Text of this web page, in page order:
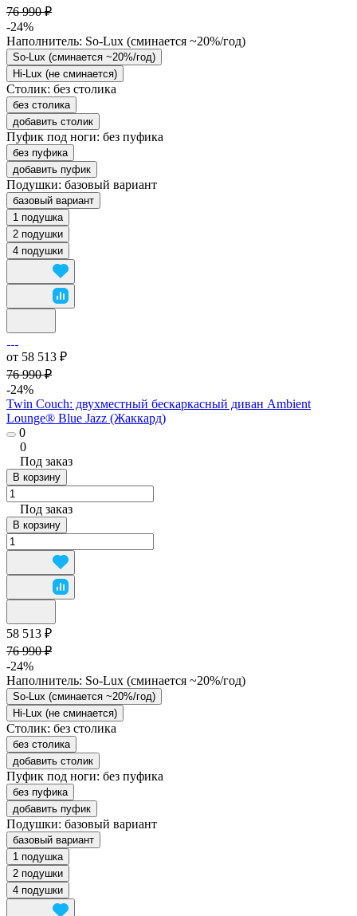
76 990 ₽
-24%
Наполнитель: So-Lux (cминается ~20%/год)
So-Lux (cминается ~20%/год)
Hi-Lux (не сминается)
Столик: без столика
без столика
добавить столик
Пуфик под ноги: без пуфика
без пуфика
добавить пуфик
Подушки: базовый вариант
базовый вариант
1 подушка
2 подушки
4 подушки
от 58 513 ₽
76 990 ₽
-24%
Twin Couch: двухместный бескаркасный диван Ambient
Lounge® Blue Jazz (Жаккард)
0
0
Под заказ
В корзину
Под заказ
В корзину
58 513 ₽
76 990 ₽
-24%
Наполнитель: So-Lux (cминается ~20%/год)
So-Lux (cминается ~20%/год)
Hi-Lux (не сминается)
Столик: без столика
без столика
добавить столик
Пуфик под ноги: без пуфика
без пуфика
добавить пуфик
Подушки: базовый вариант
базовый вариант
1 подушка
2 подушки
4 подушки